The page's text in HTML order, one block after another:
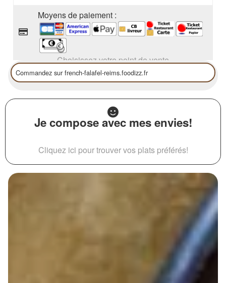
Moyens de paiement :
Choisissez votre point de vente
Je compose avec mes envies!
Cliquez ici pour trouver vos plats préférés!